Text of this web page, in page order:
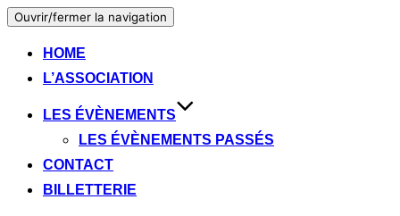
Ouvrir/fermer la navigation
HOME
L’ASSOCIATION
LES ÉVÈNEMENTS
LES ÉVÈNEMENTS PASSÉS
CONTACT
BILLETTERIE